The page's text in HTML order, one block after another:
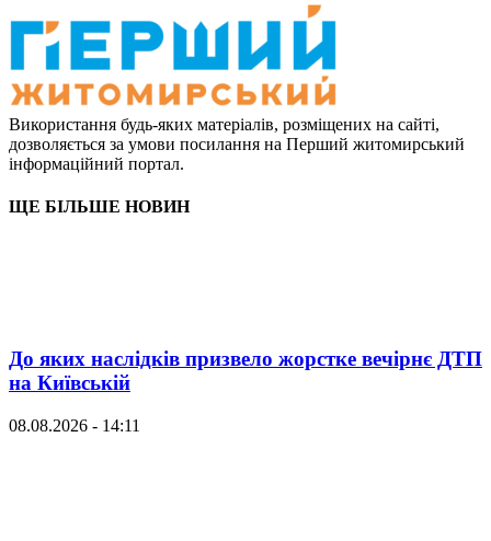
Використання будь-яких матеріалів, розміщених на сайті,
дозволяється за умови посилання на Перший житомирський
інформаційний портал.
ЩЕ БІЛЬШЕ НОВИН
До яких наслідків призвело жорстке вечірнє ДТП
на Київській
08.08.2026 - 14:11